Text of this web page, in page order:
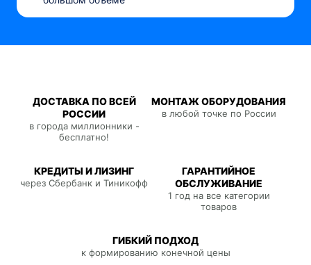
ДОСТАВКА ПО ВСЕЙ
РОССИИ
в города миллионники -
бесплатно!
МОНТАЖ ОБОРУДОВАНИЯ
в любой точке по России
КРЕДИТЫ И ЛИЗИНГ
через Сбербанк и Тиникофф
ГАРАНТИЙНОЕ
ОБСЛУЖИВАНИЕ
1 год на все категории
товаров
ГИБКИЙ ПОДХОД
к формированию конечной цены